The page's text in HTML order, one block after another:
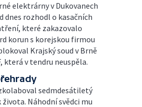
elektrárny v Dukovanech
dnes rozhodl o kasačních
které zakazovalo
korun s korejskou firmou
Krajský soud v Brně
která v tendru neuspěla.
sedmdesátiletý
Náhodní svědci mu